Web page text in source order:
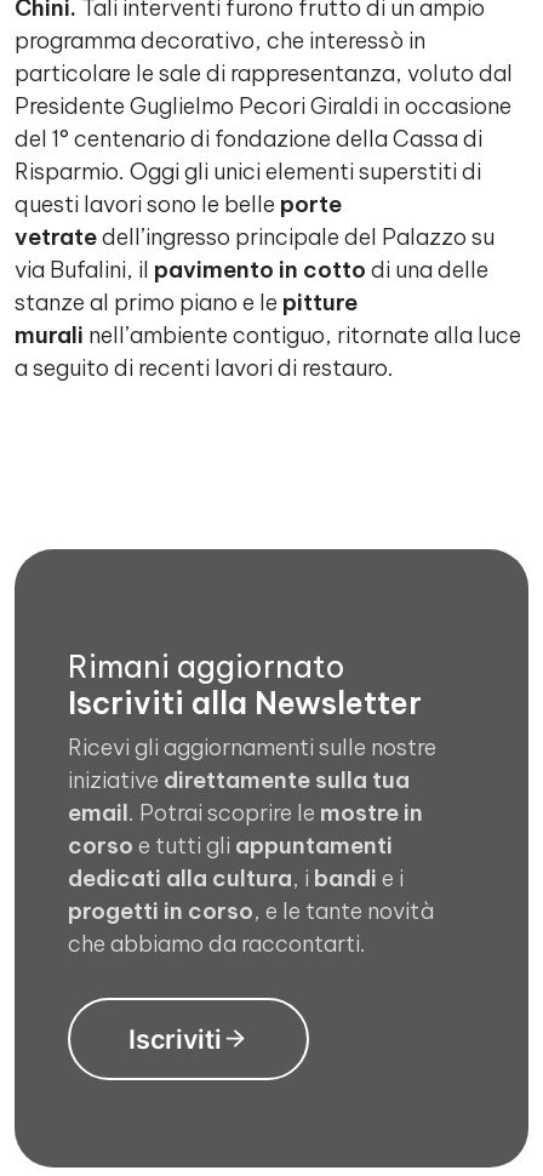
Chini. Tali interventi furono frutto di un ampio
programma decorativo, che interessò in
particolare le sale di rappresentanza, voluto dal
Presidente Guglielmo Pecori Giraldi in occasione
del 1° centenario di fondazione della Cassa di
Risparmio. Oggi gli unici elementi superstiti di
questi lavori sono le belle porte
vetratedell’ingresso principale del Palazzo su
via Bufalini, il pavimento in cotto di una delle
stanze al primo piano e le pitture
murali nell’ambiente contiguo, ritornate alla luce
a seguito di recenti lavori di restauro.
Rimani aggiornato
Iscriviti alla Newsletter
Ricevi gli aggiornamenti sulle nostre
iniziative direttamente sulla tua
email. Potrai scoprire le mostre in
corso e tutti gli appuntamenti
dedicati alla cultura, i bandi e i
progetti in corso, e le tante novità
che abbiamo da raccontarti.
Iscriviti